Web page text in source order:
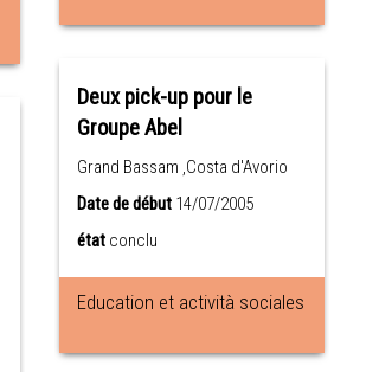
Deux pick-up pour le
Groupe Abel
Grand Bassam ,Costa d'Avorio
Date de début 14/07/2005
état conclu
Education et actività sociales